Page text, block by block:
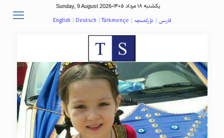
Sunday, 9 August 2026- یکشنبه ۱۸ مرداد ۱۴۰۵
فارسی | تؤرکمنچه |
English | Deutsch | Türkmençe